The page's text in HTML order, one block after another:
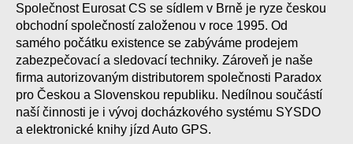
Společnost Eurosat CS se sídlem v Brně je ryze českou
obchodní společností založenou v roce 1995. Od
samého počátku existence se zabýváme prodejem
zabezpečovací a sledovací techniky. Zároveň je naše
firma autorizovaným distributorem společnosti Paradox
pro Českou a Slovenskou republiku. Nedílnou součástí
naší činnosti je i vývoj docházkového systému SYSDO
a elektronické knihy jízd Auto GPS.